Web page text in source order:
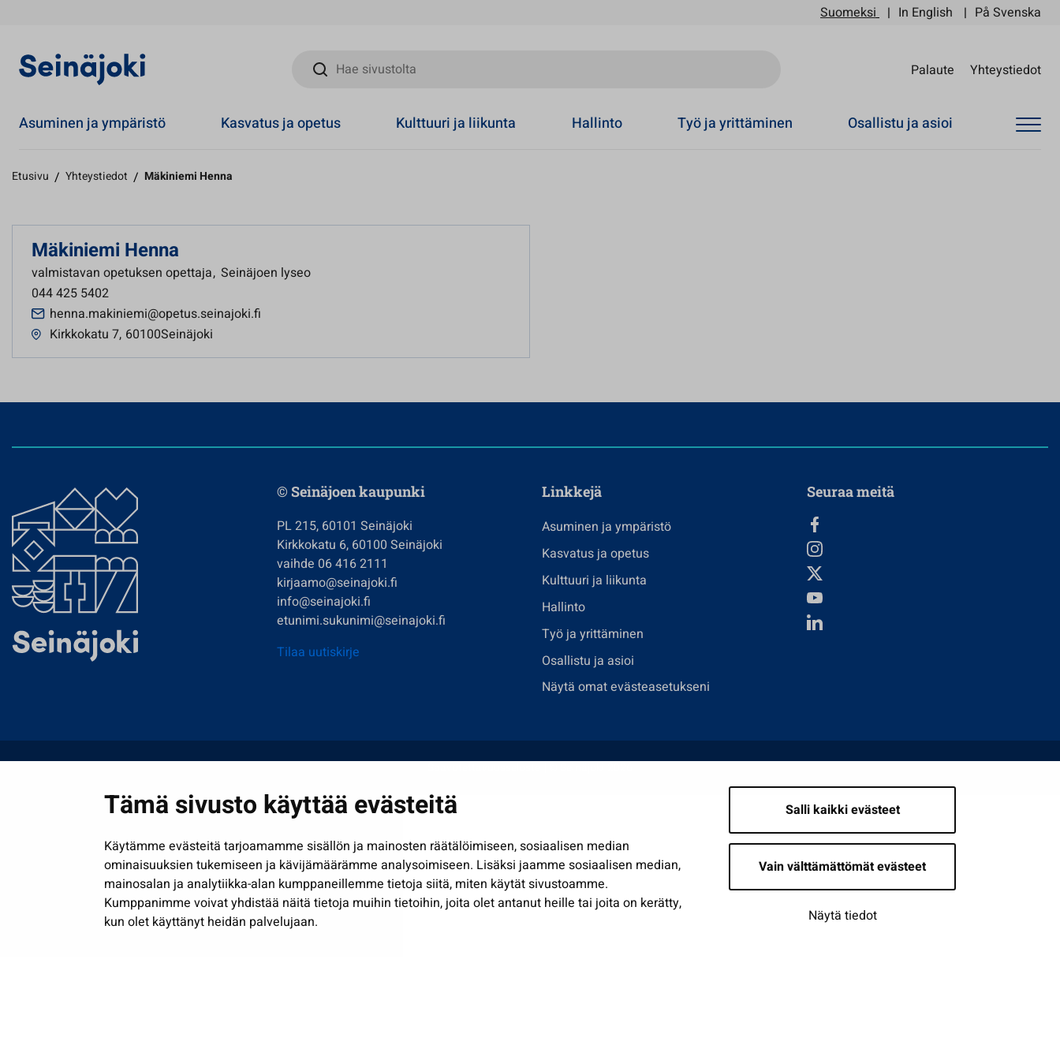
Tämä sivusto käyttää evästeitä
Käytämme evästeitä tarjoamamme sisällön ja mainosten räätälöimiseen, sosiaalisen median
ominaisuuksien tukemiseen ja kävijämäärämme analysoimiseen. Lisäksi jaamme sosiaalisen median,
mainosalan ja analytiikka-alan kumppaneillemme tietoja siitä, miten käytät sivustoamme.
Kumppanimme voivat yhdistää näitä tietoja muihin tietoihin, joita olet antanut heille tai joita on kerätty,
kun olet käyttänyt heidän palvelujaan.
Salli kaikki evästeet
Vain välttämättömät evästeet
Näytä tiedot
Suomeksi In English På Svenska
Hae sivustolta
Palaute Yhteystiedot
Asuminen ja ympäristö Kasvatus ja opetus Kulttuuri ja liikunta Hallinto Työ ja yrittäminen Osallistu ja asioi
Etusivu / Yhteystiedot / Mäkiniemi Henna
Mäkiniemi Henna
valmistavan opetuksen opettaja, Seinäjoen lyseo
044 425 5402
henna.makiniemi@opetus.seinajoki.fi
Kirkkokatu 7, 60100Seinäjoki
© Seinäjoen kaupunki
PL 215, 60101 Seinäjoki
Kirkkokatu 6, 60100 Seinäjoki
vaihde 06 416 2111
kirjaamo@seinajoki.fi
info@seinajoki.fi
etunimi.sukunimi@seinajoki.fi
Tilaa uutiskirje
Linkkejä
Asuminen ja ympäristö
Kasvatus ja opetus
Kulttuuri ja liikunta
Hallinto
Työ ja yrittäminen
Osallistu ja asioi
Näytä omat evästeasetukseni
Seuraa meitä